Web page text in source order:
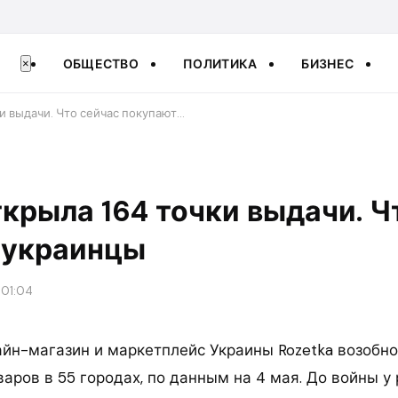
× ОБЩЕСТВО ПОЛИТИКА БИЗНЕС
выдачи. Что сейчас покупают…
164 точки выдачи.
магазин и маркетплейс Украины Rozetka
в 55 городах, по данным на 4 мая. До войны у